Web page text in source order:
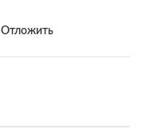
Отложить